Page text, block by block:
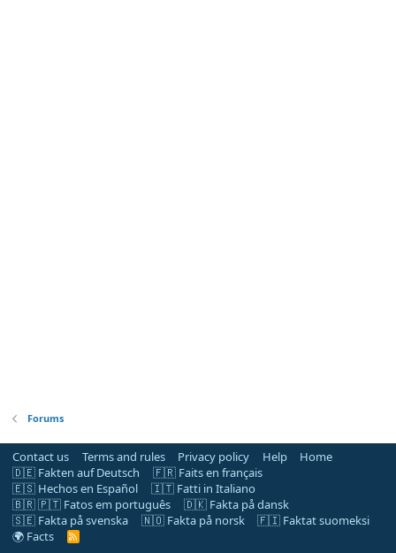
Forums
Contact us Terms and rules Privacy policy Help
Home
🇩🇪 Fakten auf Deutsch
🇫🇷 Faits en français
🇪🇸 Hechos en Español
🇮🇹 Fatti in Italiano
🇧🇷 🇵🇹 Fatos em português
🇩🇰 Fakta på dansk
🇸🇪 Fakta på svenska
🇳🇴 Fakta på norsk
🇫🇮 Faktat suomeksi
🌍 Facts
R